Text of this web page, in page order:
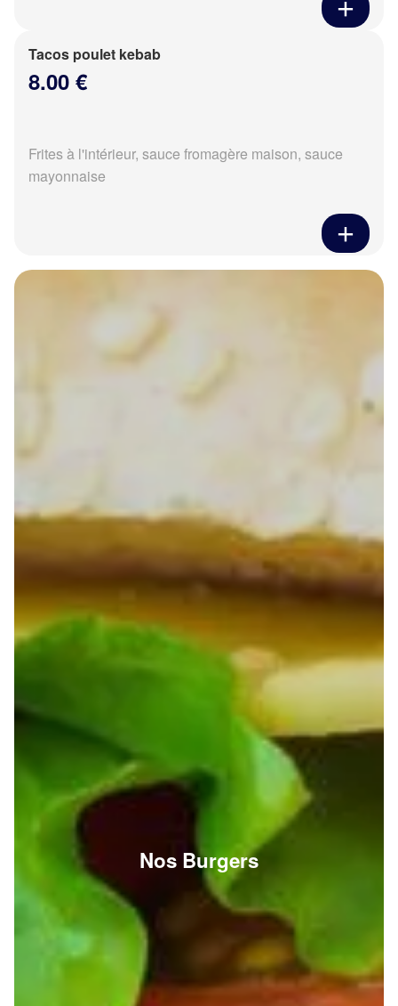
Tacos poulet kebab
8.00 €
Frites à l'intérieur, sauce fromagère maison, sauce
mayonnaise
Nos Burgers